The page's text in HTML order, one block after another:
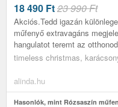
18 490 Ft23 990 Ft
Akciós.Tedd igazán
műfenyő extravagáns
hangulatot teremt az
timeless christmas,
alinda.hu
Hasonlók, mint Rózsaszín